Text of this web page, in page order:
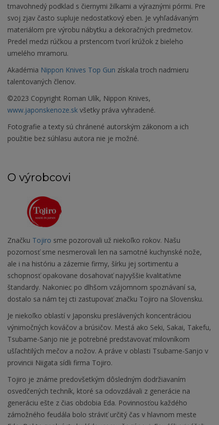
tmavohnedý podklad s čiernymi žilkami a výraznými pórmi. Pre
svoj zjav často supluje nedostatkový eben. Je vyhľadávaným
materiálom pre výrobu nábytku a dekoračných predmetov.
Predel medzi rúčkou a prstencom tvorí krúžok z bieleho
umelého mramoru.
Akadémia Nippon Knives Top Gun získala troch nadmieru
talentovaných členov.
©2023 Copyright Roman Ulík, Nippon Knives,
www.japonskenoze.sk všetky práva vyhradené.
Fotografie a texty sú chránené autorským zákonom a ich
použitie bez súhlasu autora nie je možné.
O výrobcovi
Značku Tojiro sme pozorovali už niekoľko rokov. Našu
pozornosť sme nesmerovali len na samotné kuchynské nože,
ale i na históriu a zázemie firmy, šírku jej sortimentu a
schopnosť opakovane dosahovať najvyššie kvalitatívne
štandardy. Nakoniec po dlhšom vzájomnom spoznávaní sa,
dostalo sa nám tej cti zastupovať značku Tojiro na Slovensku.
Je niekoľko oblastí v Japonsku preslávených koncentráciou
výnimočných kováčov a brúsičov. Mestá ako Seki, Sakai, Takefu,
Tsubame-Sanjo nie je potrebné predstavovať milovníkom
ušľachtilých mečov a nožov. A práve v oblasti Tsubame-Sanjo v
provincii Niigata sídli firma Tojiro.
Tojiro je známe predovšetkým dôsledným dodržiavaním
osvedčených techník, ktoré sa odovzdávali z generácie na
generáciu ešte z čias obdobia Eda. Povinnosťou každého
zámožného feudála bolo stráviť určitý čas v hlavnom meste